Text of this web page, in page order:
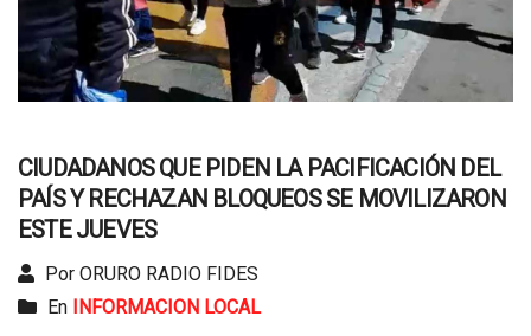
CIUDADANOS QUE PIDEN LA PACIFICACIÓN DEL
PAÍS Y RECHAZAN BLOQUEOS SE MOVILIZARON
ESTE JUEVES
Por ORURO RADIO FIDES
En INFORMACION LOCAL